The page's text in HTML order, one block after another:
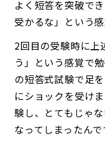
よく短答を突破で
受かるな」という
2回目の受験時に上
う」という感覚で
の短答式試験で足
にショックを受け
験し、とてもじゃ
なってしまったんで